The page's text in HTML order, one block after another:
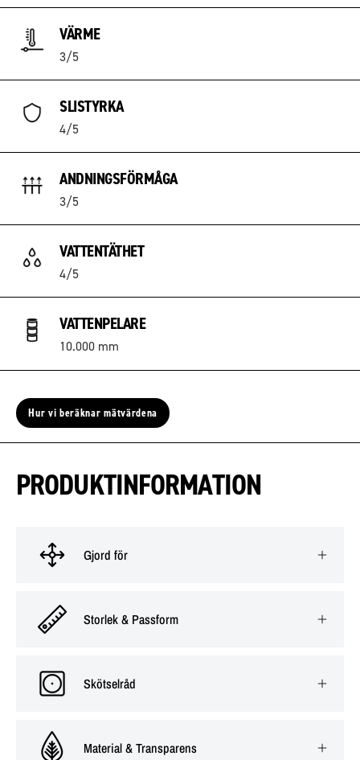
VÄRME
3/5
SLISTYRKA
4/5
ANDNINGSFÖRMÅGA
3/5
VATTENTÄTHET
4/5
VATTENPELARE
10.000 mm
Hur vi beräknar mätvärdena
PRODUKTINFORMATION
Gjord för
Storlek & Passform
Skötselråd
Material & Transparens